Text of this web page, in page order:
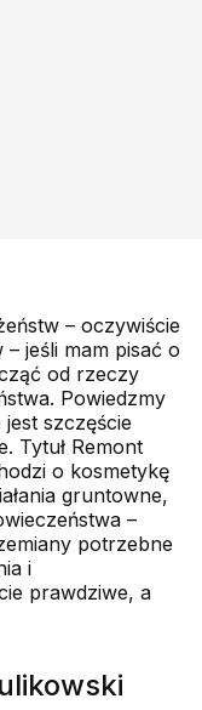
– oczywiście
– jeśli mam pisać o
od rzeczy
Powiedzmy
szczęście
Tytuł Remont
o kosmetykę
gruntowne,
–
potrzebne
i
prawdziwe, a